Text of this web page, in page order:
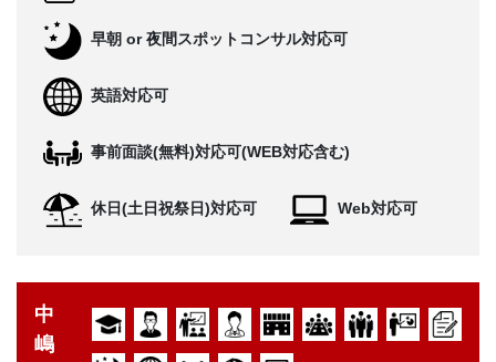
早朝 or 夜間スポットコンサル対応可
英語対応可
事前面談(無料)対応可(WEB対応含む)
休日(土日祝祭日)対応可 Web対応可
中
嶋